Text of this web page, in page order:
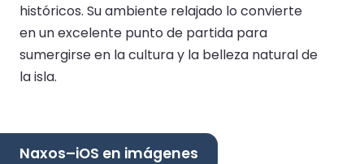
históricos. Su ambiente relajado lo convierte
en un excelente punto de partida para
sumergirse en la cultura y la belleza natural de
la isla.
Naxos–iOS en imágenes